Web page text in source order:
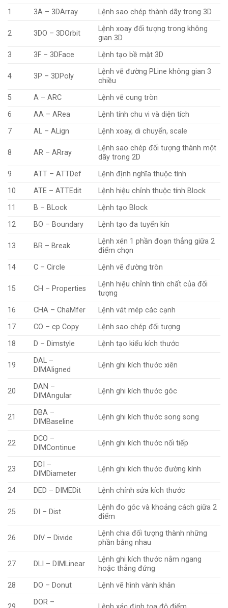
1
3A – 3DArray Lệnh sao chép thành dãy trong 3D
2 3DO – 3DOrbit
Lệnh xoay đối tượng trong không
gian 3D
3
3F – 3DFace Lệnh tạo bề mặt 3D
4 3P – 3DPoly
Lệnh vẽ đường PLine không gian 3
chiều
5
A – ARC
Lệnh vẽ cung tròn
6
AA – ARea
Lệnh tính chu vi và diện tích
7
AL – ALign Lệnh xoay, di chuyển, scale
8 AR – ARray
Lệnh sao chép đối tượng thành một
dãy trong 2D
9
ATT – ATTDef
Lệnh định nghĩa thuộc tính
10
ATE – ATTEdit
Lệnh hiệu chỉnh thuộc tính Block
11
B – BLock
Lệnh tạo Block
12
BO – Boundary Lệnh tạo đa tuyến kín
13 BR – Break
Lệnh xén 1 phần đoạn thẳng giữa 2
điểm chọn
14
C – Circle Lệnh vẽ đường tròn
15 CH – Properties
Lệnh hiệu chỉnh tính chất của đối
tượng
16
CHA – ChaMfer
Lệnh vát mép các cạnh
17
CO – cp Copy
Lệnh sao chép đối tượng
18
D – Dimstyle Lệnh tạo kiểu kích thước
19
DAL –
DIMAligned
Lệnh ghi kích thước xiên
20
DAN –
DIMAngular
Lệnh ghi kích thước góc
21
DBA –
DIMBaseline
Lệnh ghi kích thước song song
22
DCO –
DIMContinue
Lệnh ghi kích thước nối tiếp
23
DDI –
DIMDiameter
Lệnh ghi kích thước đường kính
24 DED – DIMEDit Lệnh chỉnh sửa kích thước
25 DI – Dist
Lệnh đo góc và khoảng cách giữa 2
điểm
26 DIV – Divide
Lệnh chia đối tượng thành những
phần bằng nhau
27 DLI – DIMLinear
Lệnh ghi kích thước nằm ngang
hoặc thẳng đứng
28
DO – Donut Lệnh vẽ hình vành khăn
DOR –